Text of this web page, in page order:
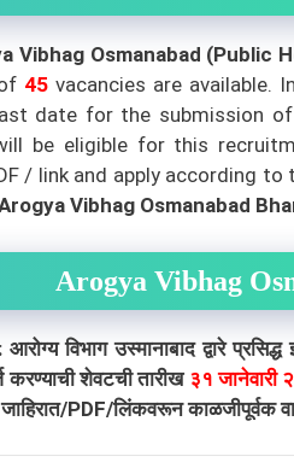
Vibhag Osmanabad (Public
45vacancies are available.
date for the submission
be eligible for this
/ link and apply according to
Vibhag Osmanabad
Arogya Vibhag
उस्मानाबाद द्वारे प्रसिद्ध
शेवटची तारीख ३१ जानेवारी
PDF/लिंकवरून काळजीपूर्वक